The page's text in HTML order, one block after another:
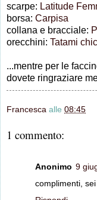
scarpe: Latitude
borsa: Carpisa
collana e bracciale:
orecchini: Tatami chic
...mentre per le
dovete ringraziare
Francesca alle 08:45
1 commento:
Anonimo 9
complimenti,